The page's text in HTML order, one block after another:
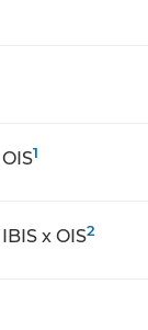
1
x OIS2